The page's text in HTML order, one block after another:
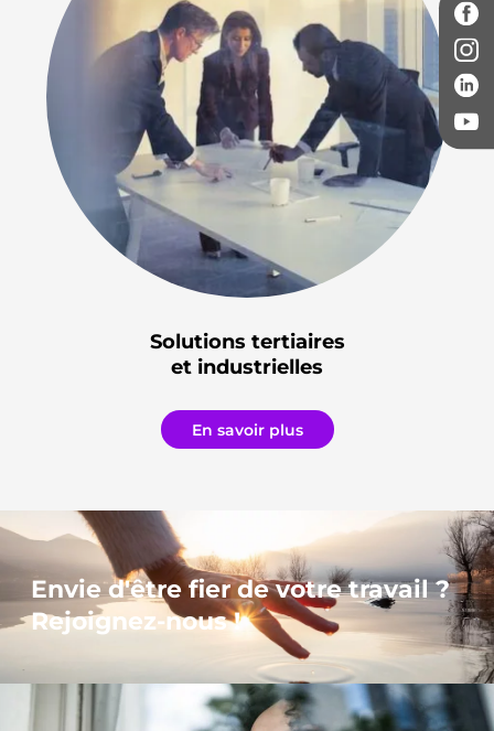
Solutions tertiaires
et industrielles
En savoir plus
Envie d'être fier de votre travail ?
Rejoignez-nous !